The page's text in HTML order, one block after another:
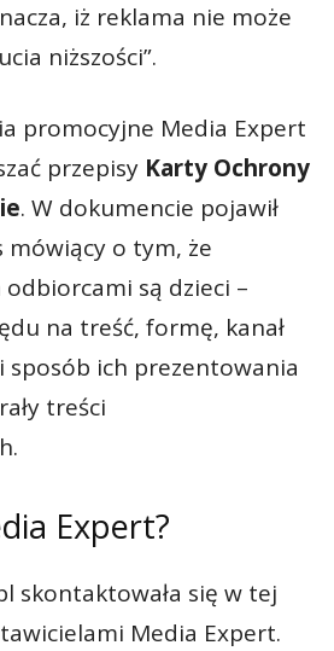
iż reklama nie może
niższości”.
promocyjne Media Expert
przepisy Karty Ochrony
. W dokumencie pojawił
mówiący o tym, że
są dzieci –
na treść, formę, kanał
sposób ich prezentowania
treści
Expert?
skontaktowała się w tej
Media Expert.